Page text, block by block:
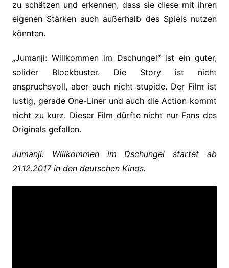
zu schätzen und erkennen, dass sie diese mit ihren
eigenen Stärken auch außerhalb des Spiels nutzen
könnten.
„Jumanji: Willkommen im Dschungel“ ist ein guter,
solider Blockbuster. Die Story ist nicht
anspruchsvoll, aber auch nicht stupide. Der Film ist
lustig, gerade One-Liner und auch die Action kommt
nicht zu kurz. Dieser Film dürfte nicht nur Fans des
Originals gefallen.
Jumanji: Willkommen im Dschungel startet ab
21.12.2017 in den deutschen Kinos.